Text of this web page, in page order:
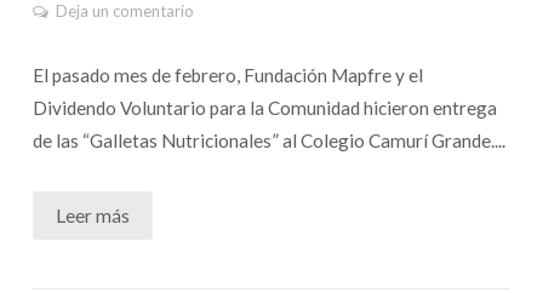
Deja un comentario
El pasado mes de febrero, Fundación Mapfre y el
Dividendo Voluntario para la Comunidad hicieron entrega
de las “Galletas Nutricionales” al Colegio Camurí Grande....
Leer más